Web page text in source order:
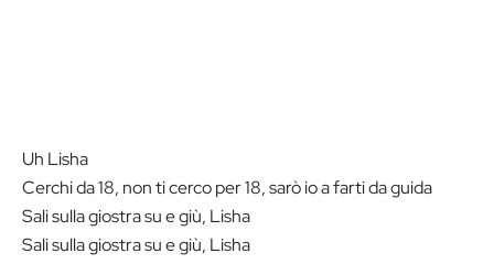
Uh Lisha
Cerchi da 18, non ti cerco per 18, sarò io a farti da guida
Sali sulla giostra su e giù, Lisha
Sali sulla giostra su e giù, Lisha